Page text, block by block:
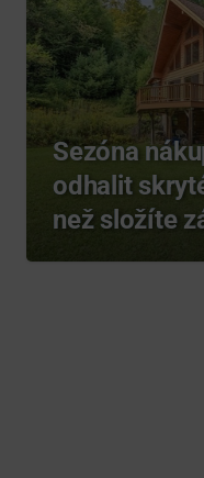
Sezóna
odhalit
než složíte